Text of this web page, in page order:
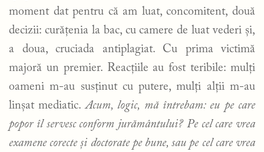
moment dat pentru că am luat, concomitent, două
decizii: curățenia la bac, cu camere de luat vederi și,
a doua, cruciada antiplagiat. Cu prima victimă
majoră un premier. Reacțiile au fost teribile: mulți
oameni m-au susținut cu putere, mulți alții m-au
linșat mediatic.Acum, logic, mă întrebam: eu pe care
popor îl servesc conform jurământului? Pe cel care vrea
examene corecte și doctorate pe bune, sau pe cel care vrea